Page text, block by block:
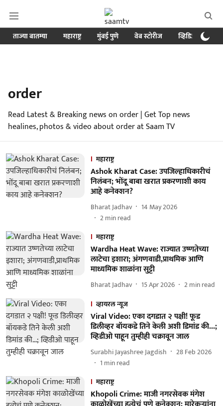
ताज्या बातम्या महाराष्ट्र मुंबई पुणे वेब स्टोरीज व्हिडिओ
order
Read Latest & Breaking news on order | Get Top news
healines, photos & video about order at Saam TV
महाराष्ट्र
Ashok Kharat Case: उपजिल्हाधिकारीचं
निलंबन; भोंदू बाबा खरात प्रकरणाशी काय
आहे कनेक्शन?
Bharat Jadhav
14 May 2026
2min read
महाराष्ट्र
Wardha Heat Wave: राज्यात उष्णतेच्या
लाटेचा इशारा; अंगणवाडी,प्राथमिक आणि
माध्यमिक शाळांना सुट्टी
Bharat Jadhav 15 Apr 2026 2min read
व्हायरल न्यूज
Viral Video: एका दगडात २ पक्षी! फूड
डिलीव्हर बॉयकडे तिने केली अशी डिमांड की...;
व्हिडीओ पाहून तुम्हीही चक्रावून जाल
Surabhi Jayashree Jagdish
28 Feb 2026
1 min read
महाराष्ट्र
Khopoli Crime: माजी नगरसेवक मंगेश